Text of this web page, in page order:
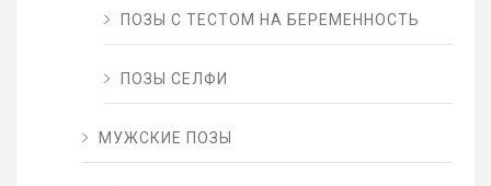
ПОЗЫ С ТЕСТОМ НА БЕРЕМЕННОСТЬ
ПОЗЫ СЕЛФИ
МУЖСКИЕ ПОЗЫ